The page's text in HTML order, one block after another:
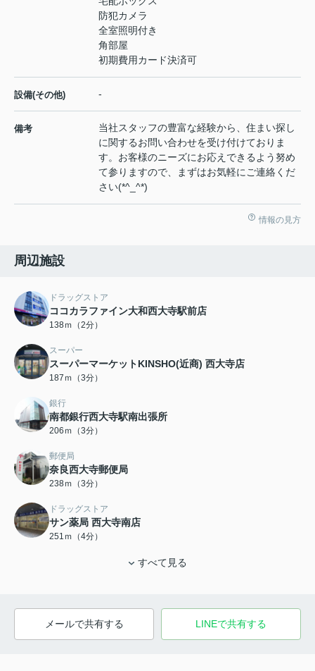
防犯カメラ
全室照明付き
角部屋
初期費用カード決済可
設備(その他) -
備考
当社スタッフの豊富な経験から、住まい探し
に関するお問い合わせを受け付けておりま
す。お客様のニーズにお応えできるよう努め
て参りますので、まずはお気軽にご連絡くだ
さい(*^_^*)
情報の見方
周辺施設
ドラッグストア
ココカラファイン大和西大寺駅前店
138ｍ（2分）
スーパー
スーパーマーケットKINSHO(近商) 西大寺店
187ｍ（3分）
銀行
南都銀行西大寺駅南出張所
206ｍ（3分）
郵便局
奈良西大寺郵便局
238ｍ（3分）
ドラッグストア
サン薬局 西大寺南店
251ｍ（4分）
すべて見る
メールで共有する LINEで共有する